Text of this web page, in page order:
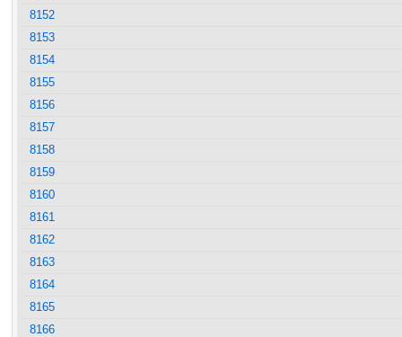
8152
8153
8154
8155
8156
8157
8158
8159
8160
8161
8162
8163
8164
8165
8166